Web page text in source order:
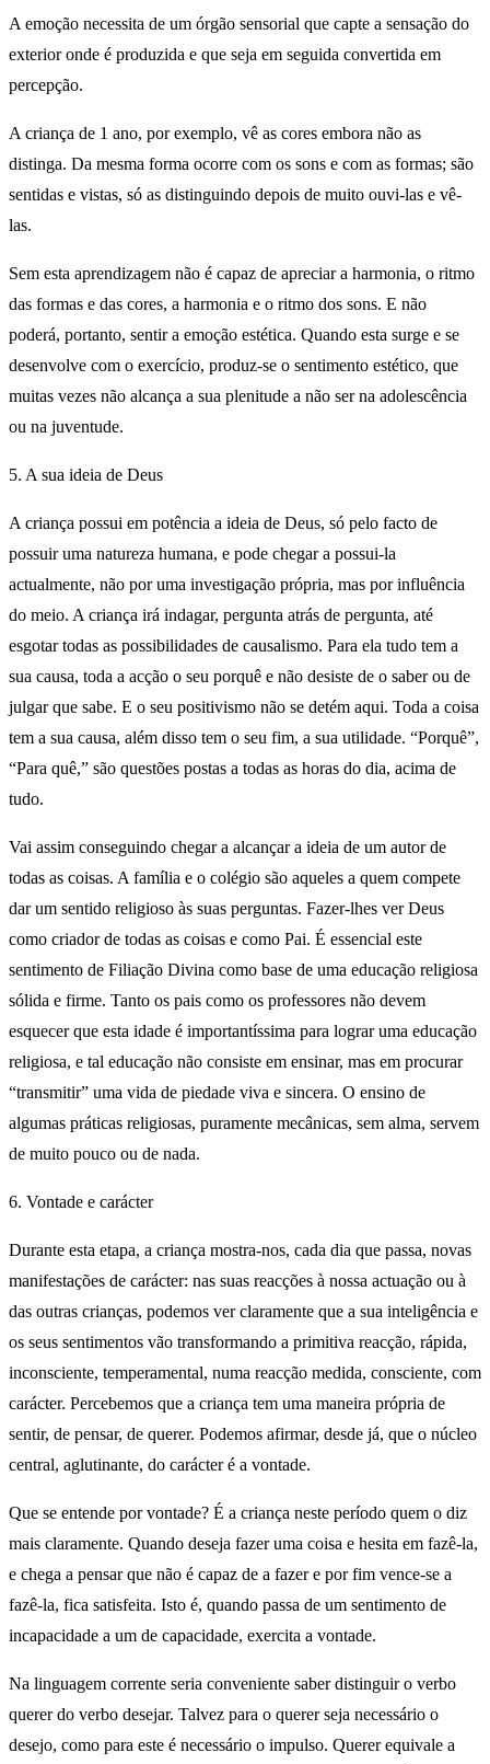
A emoção necessita de um órgão sensorial que capte a sensação do
exterior onde é produzida e que seja em seguida convertida em
percepção.
A criança de 1 ano, por exemplo, vê as cores embora não as
distinga. Da mesma forma ocorre com os sons e com as formas; são
sentidas e vistas, só as distinguindo depois de muito ouvi-las e vê-
las.
Sem esta aprendizagem não é capaz de apreciar a harmonia, o ritmo
das formas e das cores, a harmonia e o ritmo dos sons. E não
poderá, portanto, sentir a emoção estética. Quando esta surge e se
desenvolve com o exercício, produz-se o sentimento estético, que
muitas vezes não alcança a sua plenitude a não ser na adolescência
ou na juventude.
5. A sua ideia de Deus
A criança possui em potência a ideia de Deus, só pelo facto de
possuir uma natureza humana, e pode chegar a possui-la
actualmente, não por uma investigação própria, mas por influência
do meio. A criança irá indagar, pergunta atrás de pergunta, até
esgotar todas as possibilidades de causalismo. Para ela tudo tem a
sua causa, toda a acção o seu porquê e não desiste de o saber ou de
julgar que sabe. E o seu positivismo não se detém aqui. Toda a coisa
tem a sua causa, além disso tem o seu fim, a sua utilidade. “Porquê”,
“Para quê,” são questões postas a todas as horas do dia, acima de
tudo.
Vai assim conseguindo chegar a alcançar a ideia de um autor de
todas as coisas. A família e o colégio são aqueles a quem compete
dar um sentido religioso às suas perguntas. Fazer-lhes ver Deus
como criador de todas as coisas e como Pai. É essencial este
sentimento de Filiação Divina como base de uma educação religiosa
sólida e firme. Tanto os pais como os professores não devem
esquecer que esta idade é importantíssima para lograr uma educação
religiosa, e tal educação não consiste em ensinar, mas em procurar
“transmitir” uma vida de piedade viva e sincera. O ensino de
algumas práticas religiosas, puramente mecânicas, sem alma, servem
de muito pouco ou de nada.
6. Vontade e carácter
Durante esta etapa, a criança mostra-nos, cada dia que passa, novas
manifestações de carácter: nas suas reacções à nossa actuação ou à
das outras crianças, podemos ver claramente que a sua inteligência e
os seus sentimentos vão transformando a primitiva reacção, rápida,
inconsciente, temperamental, numa reacção medida, consciente, com
carácter. Percebemos que a criança tem uma maneira própria de
sentir, de pensar, de querer. Podemos afirmar, desde já, que o núcleo
central, aglutinante, do carácter é a vontade.
Que se entende por vontade? É a criança neste período quem o diz
mais claramente. Quando deseja fazer uma coisa e hesita em fazê-la,
e chega a pensar que não é capaz de a fazer e por fim vence-se a
fazê-la, fica satisfeita. Isto é, quando passa de um sentimento de
incapacidade a um de capacidade, exercita a vontade.
Na linguagem corrente seria conveniente saber distinguir o verbo
querer do verbo desejar. Talvez para o querer seja necessário o
desejo, como para este é necessário o impulso. Querer equivale a